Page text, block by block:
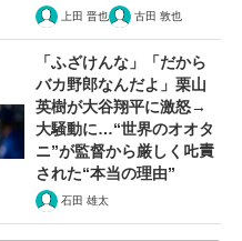
上田 晋也 古田 敦也
「ふざけんな」「だから
バカ野郎なんだよ」栗山
英樹が大谷翔平に激怒→
大騒動に…“世界のオオタ
ニ”が監督から厳しく𠮟責
された“本当の理由”
石田 雄太